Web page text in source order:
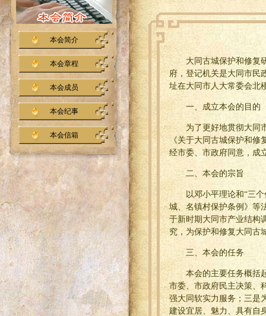
本会简介
本会章程
本会成员
本会纪事
本会信箱
大同古城保护和修复
府，登记机关是大同市民
址在大同市人大常委会北
一、成立本会的目的
为了更好地贯彻大同
《关于大同古城保护和修
经市委、市政府同意，成
二、本会的宗旨
以邓小平理论和“三
城、名镇村保护条例》等
于新时期大同市产业结构
究，为保护和修复大同古
三、本会的任务
本会的主要任务概括
市委、市政府民主决策、
强大同软实力服务；三是
建设宜居、魅力、具有自